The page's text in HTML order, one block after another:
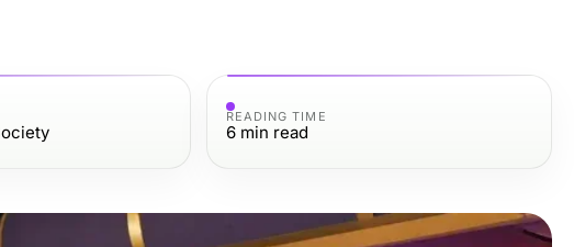
READING TIME
6 min read